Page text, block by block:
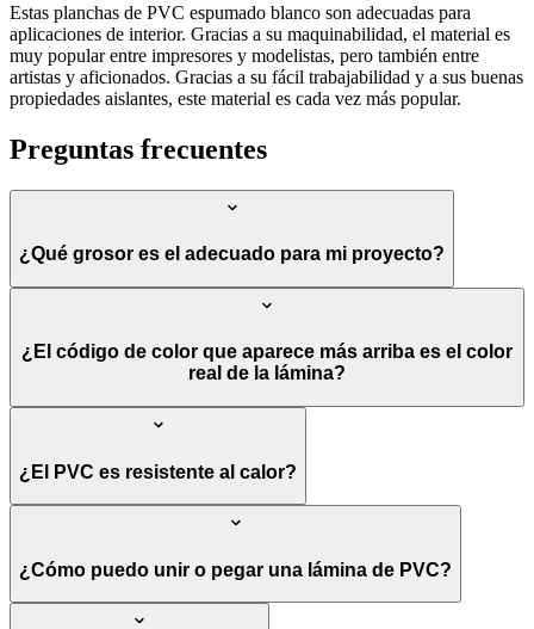
Estas planchas de PVC espumado blanco son adecuadas para
aplicaciones de interior. Gracias a su maquinabilidad, el material es
muy popular entre impresores y modelistas, pero también entre
artistas y aficionados. Gracias a su fácil trabajabilidad y a sus buenas
propiedades aislantes, este material es cada vez más popular.
Preguntas frecuentes
¿Qué grosor es el adecuado para mi proyecto?
¿El código de color que aparece más arriba es el color
real de la lámina?
¿El PVC es resistente al calor?
¿Cómo puedo unir o pegar una lámina de PVC?